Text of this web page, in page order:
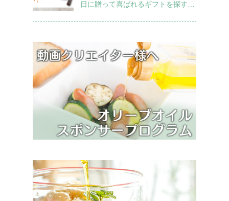
日に贈って喜ばれるギフトを探すチ